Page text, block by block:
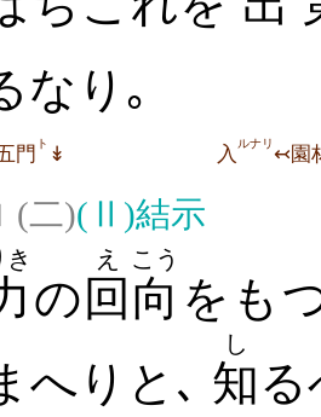
なり｡
門 ト ↡ 入 ルナリ↢園
(二)(Ⅱ)結示
き
の 回
え
向
こう
をも
へりと､ 知
し
る